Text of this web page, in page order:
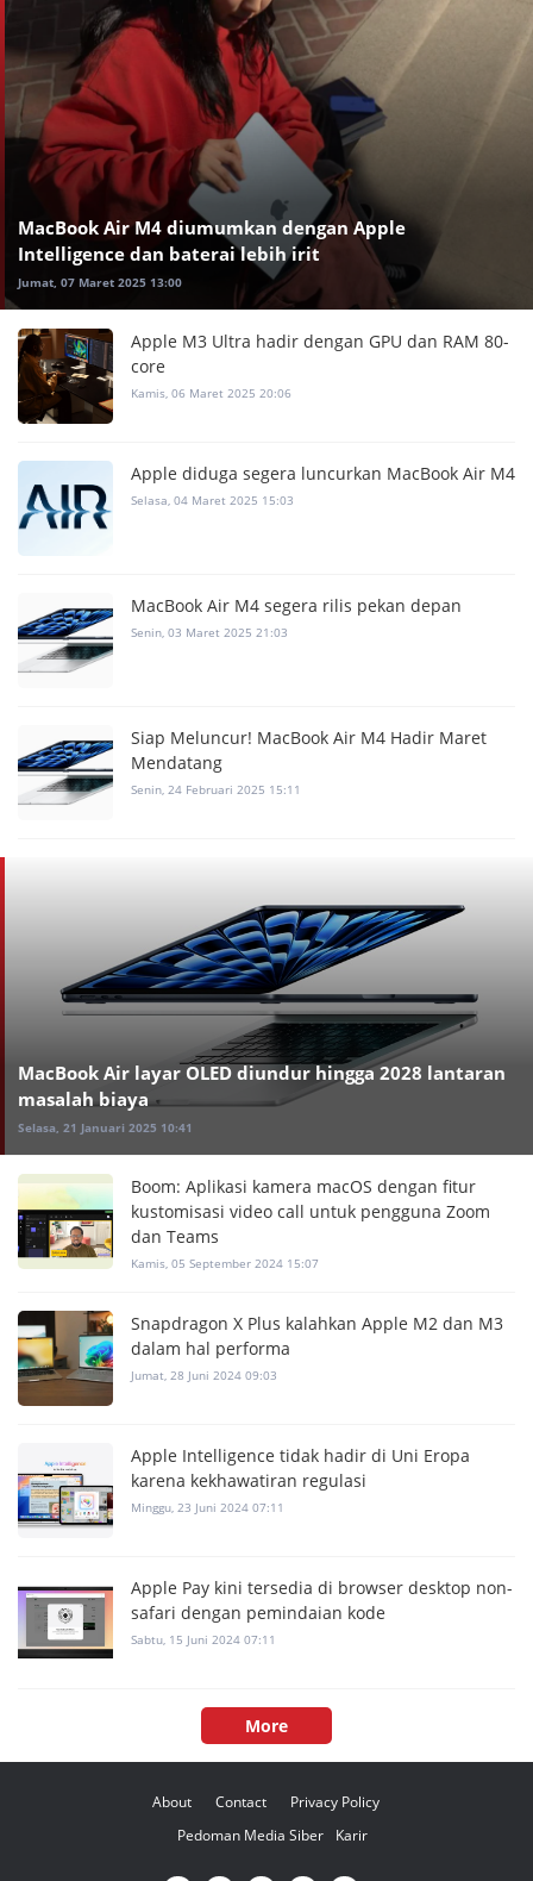
MacBook Air M4 diumumkan dengan Apple
Intelligence dan baterai lebih irit
Jumat, 07 Maret 2025 13:00
Apple M3 Ultra hadir dengan GPU dan RAM 80-
core
Kamis, 06 Maret 2025 20:06
Apple diduga segera luncurkan MacBook Air M4
Selasa, 04 Maret 2025 15:03
MacBook Air M4 segera rilis pekan depan
Senin, 03 Maret 2025 21:03
Siap Meluncur! MacBook Air M4 Hadir Maret
Mendatang
Senin, 24 Februari 2025 15:11
MacBook Air layar OLED diundur hingga 2028 lantaran
masalah biaya
Selasa, 21 Januari 2025 10:41
Boom: Aplikasi kamera macOS dengan fitur
kustomisasi video call untuk pengguna Zoom
dan Teams
Kamis, 05 September 2024 15:07
Snapdragon X Plus kalahkan Apple M2 dan M3
dalam hal performa
Jumat, 28 Juni 2024 09:03
Apple Intelligence tidak hadir di Uni Eropa
karena kekhawatiran regulasi
Minggu, 23 Juni 2024 07:11
Apple Pay kini tersedia di browser desktop non-
safari dengan pemindaian kode
Sabtu, 15 Juni 2024 07:11
More
About Contact
Privacy Policy
Pedoman Media Siber
Karir